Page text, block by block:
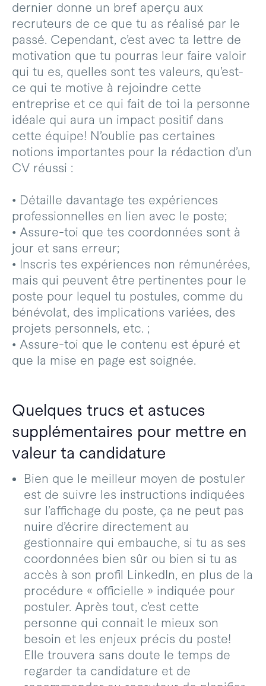
dernier donne un bref aperçu aux
recruteurs de ce que tu as réalisé par le
passé. Cependant, c’est avec ta lettre de
motivation que tu pourras leur faire valoir
qui tu es, quelles sont tes valeurs, qu’est-
ce qui te motive à rejoindre cette
entreprise et ce qui fait de toi la personne
idéale qui aura un impact positif dans
cette équipe! N’oublie pas certaines
notions importantes pour la rédaction d’un
CV réussi :
• Détaille davantage tes expériences
professionnelles en lien avec le poste;
• Assure-toi que tes coordonnées sont à
jour et sans erreur;
• Inscris tes expériences non rémunérées,
mais qui peuvent être pertinentes pour le
poste pour lequel tu postules, comme du
bénévolat, des implications variées, des
projets personnels, etc. ;
• Assure-toi que le contenu est épuré et
que la mise en page est soignée.
Quelques trucs et astuces
supplémentaires pour mettre en
valeur ta candidature
Bien que le meilleur moyen de postuler
est de suivre les instructions indiquées
sur l’affichage du poste, ça ne peut pas
nuire d’écrire directement au
gestionnaire qui embauche, si tu as ses
coordonnées bien sûr ou bien si tu as
accès à son profil LinkedIn, en plus de la
procédure « officielle » indiquée pour
postuler. Après tout, c’est cette
personne qui connait le mieux son
besoin et les enjeux précis du poste!
Elle trouvera sans doute le temps de
regarder ta candidature et de